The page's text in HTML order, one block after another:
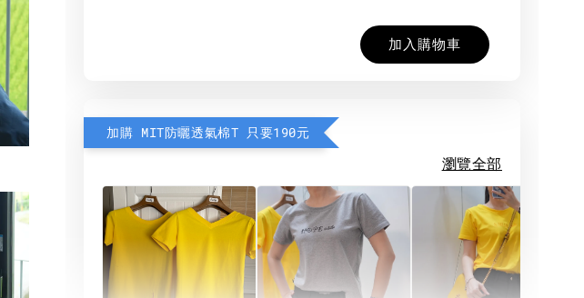
加入購物車
加購 MIT防曬透氣棉T 只要190元
瀏覽全部